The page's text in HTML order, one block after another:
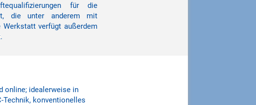
für die
die unter anderem mit
verfügt außerdem
online; idealerweise in
Technik, konventionelles